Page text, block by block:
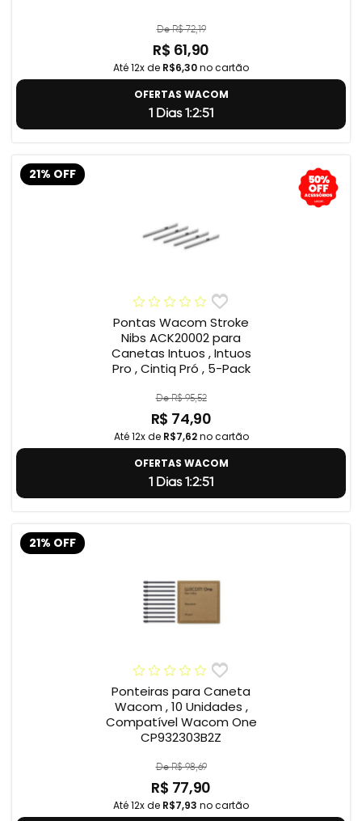
De R$ 72,19
R$ 61,90
Até 12x de R$6,30no cartão
OFERTAS WACOM
1 Dias 1:2:50
21% OFF
Pontas Wacom Stroke
Nibs ACK20002 para
Canetas Intuos , Intuos
Pro , Cintiq Pró , 5-Pack
De R$ 95,52
R$ 74,90
Até 12x de R$7,62no cartão
OFERTAS WACOM
1 Dias 1:2:50
21% OFF
Ponteiras para Caneta
Wacom , 10 Unidades ,
Compatível Wacom One
CP932303B2Z
De R$ 98,69
R$ 77,90
Até 12x de R$7,93 no cartão